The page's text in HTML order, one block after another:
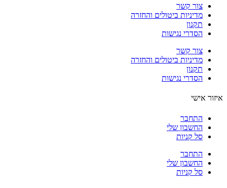
צור קשר
מדיניות ביטולים והחזרה
תקנון
הסדרי נגישות
צור קשר
מדיניות ביטולים והחזרה
תקנון
הסדרי נגישות
אישי
התחבר
החשבון שלי
סל קניות
התחבר
החשבון שלי
סל קניות